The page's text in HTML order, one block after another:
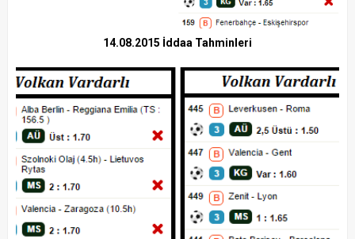
14.08.2015 İddaa Tahminleri